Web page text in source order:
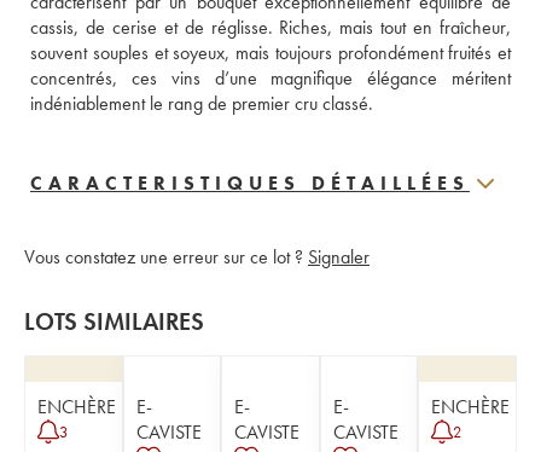
cassis, de cerise et de réglisse. Riches, mais tout en fraîcheur,
souvent souples et soyeux, mais toujours profondément fruités et
concentrés, ces vins d’une magnifique élégance méritent
indéniablement le rang de premier cru classé.
CARACTERISTIQUES DÉTAILLÉES
Vous constatez une erreur sur ce lot ? Signaler
LOTS SIMILAIRES
ENCHÈRE
3
E-
CAVISTE
E-
CAVISTE
E-
CAVISTE
ENCHÈRE
2